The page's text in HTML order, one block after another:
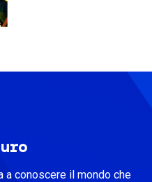
a conoscere il mondo che